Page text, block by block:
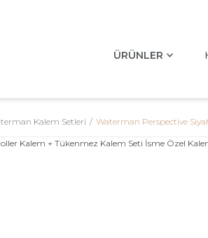
ÜRÜNLER
Kalem Setleri Waterman Perspective